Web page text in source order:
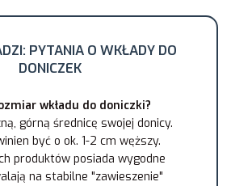
PYTANIA O WKŁADY DO
DONICZEK
wkładu do doniczki?
górną średnicę swojej donicy.
być o ok. 1-2 cm węższy.
produktów posiada wygodne
na stabilne "zawieszenie"